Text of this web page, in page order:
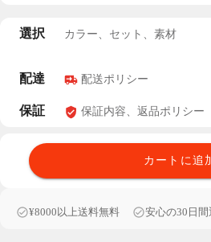
選択 カラー、セット、素材
配達 配送ポリシー
保証 保証内容、返品ポリシー
カートに追
¥8000以上送料無料 安心の30日